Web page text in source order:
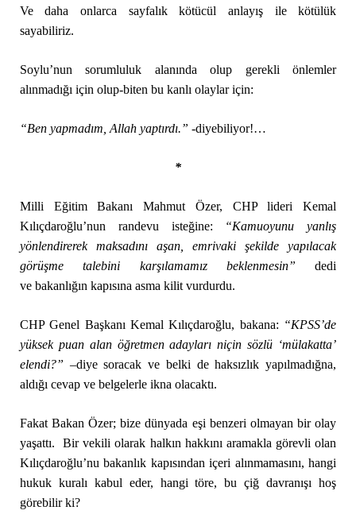
Ve daha onlarca sayfalık kötücül anlayış ile kötülük
sayabiliriz.
Soylu’nun sorumluluk alanında olup gerekli önlemler
alınmadığı için olup-biten bu kanlı olaylar için:
“Ben yapmadım, Allah yaptırdı.” -diyebiliyor!…
*
Milli Eğitim Bakanı Mahmut Özer, CHP lideri Kemal
Kılıçdaroğlu’nun randevu isteğine: “Kamuoyunu yanlış
yönlendirerek maksadını aşan, emrivaki şekilde yapılacak
görüşme talebini karşılamamız beklenmesin” dedi
ve bakanlığın kapısına asma kilit vurdurdu.
CHP Genel Başkanı Kemal Kılıçdaroğlu, bakana: “KPSS’de
yüksek puan alan öğretmen adayları niçinsözlü ‘mülakatta’
elendi?” –diye soracak ve belki de haksızlık yapılmadığna,
aldığı cevap ve belgelerle ikna olacaktı.
Fakat Bakan Özer; bize dünyada eşi benzeri olmayan bir olay
yaşattı. Bir vekili olarak halkın hakkını aramakla görevli olan
Kılıçdaroğlu’nu bakanlık kapısından içeri alınmamasını, hangi
hukuk kuralı kabul eder, hangi töre, bu çiğ davranışı hoş
görebilir ki?